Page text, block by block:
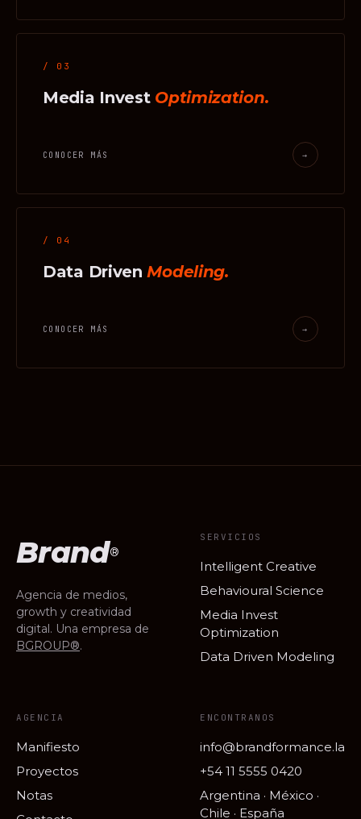
/ 03
Media Invest Optimization.
CONOCER MÁS →
/ 04
Data DrivenModeling.
CONOCER MÁS →
Brand®
Agencia de medios,
growth y creatividad
digital. Una empresa de
BGROUP®.
SERVICIOS
Intelligent Creative
Behavioural Science
Media Invest
Optimization
Data Driven Modeling
AGENCIA
Manifiesto
Proyectos
Notas
ENCONTRANOS
info@brandformance.la
+54 11 5555 0420
Argentina · México ·
Chile · España